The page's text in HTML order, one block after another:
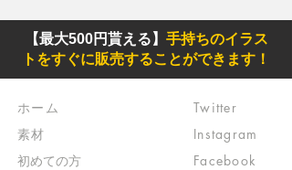
【最大500円貰える】 手持ちのイラス
トをすぐに販売することができます！
ホーム
素材
初めての方
Twitter
Instagram
Facebook